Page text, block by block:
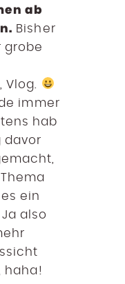
ab
Bisher
grobe
Vlog.
immer
hab
davor
ein
also
haha!